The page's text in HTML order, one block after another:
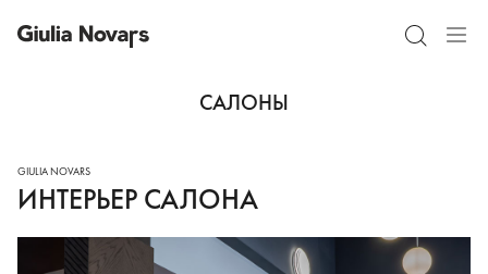
САЛОНЫ
ИНТЕРЬЕР САЛОНА